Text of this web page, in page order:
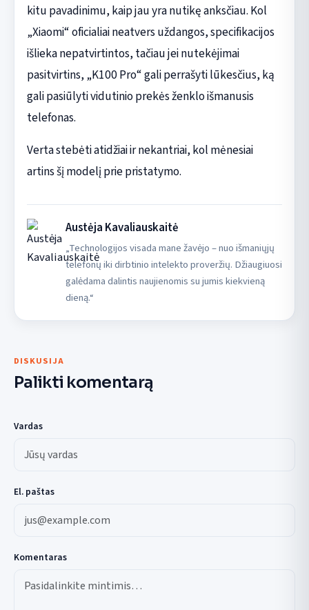
kitu pavadinimu, kaip jau yra nutikę anksčiau. Kol
„Xiaomi“ oficialiai neatvers uždangos, specifikacijos
išlieka nepatvirtintos, tačiau jei nutekėjimai
pasitvirtins, „K100 Pro“ gali perrašyti lūkesčius, ką
gali pasiūlyti vidutinio prekės ženklo išmanusis
telefonas.
Verta stebėti atidžiai ir nekantriai, kol mėnesiai
artins šį modelį prie pristatymo.
Austėja Kavaliauskaitė
„Technologijos visada mane žavėjo – nuo išmaniųjų
telefonų iki dirbtinio intelekto proveržių. Džiaugiuosi
galėdama dalintis naujienomis su jumis kiekvieną
dieną.“
DISKUSIJA
Palikti komentarą
Vardas
El. paštas
Komentaras